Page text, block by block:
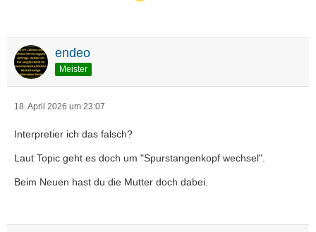
endeo
Meister
18. April 2026 um 23:07
Interpretier ich das falsch?
Laut Topic geht es doch um "Spurstangenkopf wechsel".
Beim Neuen hast du die Mutter doch dabei.